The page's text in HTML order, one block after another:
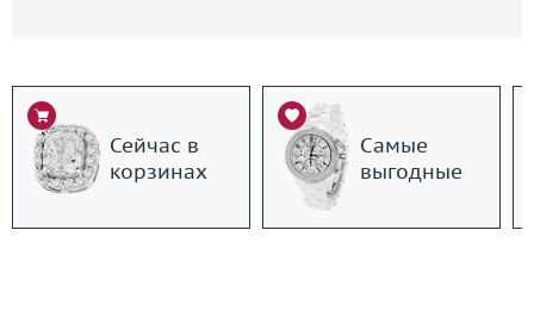
Сейчас в
корзинах
Самые
выгодные